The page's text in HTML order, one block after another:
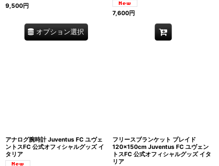
9,500円
オプション選択
7,600円
アナログ腕時計 Juventus FC ユヴェ
ントスFC 公式オフィシャルグッズ イ
タリア
フリースブランケット プレイド
120×150cm Juventus FC ユヴェン
トスFC 公式オフィシャルグッズ イタ
リア